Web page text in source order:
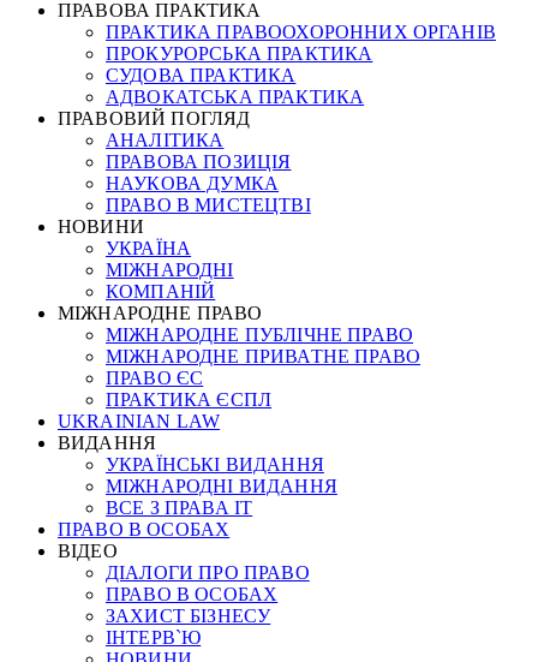
ПРАВОВА ПРАКТИКА
ПРАКТИКА ПРАВООХОРОННИХ ОРГАНІВ
ПРОКУРОРСЬКА ПРАКТИКА
СУДОВА ПРАКТИКА
АДВОКАТСЬКА ПРАКТИКА
ПРАВОВИЙ ПОГЛЯД
АНАЛІТИКА
ПРАВОВА ПОЗИЦІЯ
НАУКОВА ДУМКА
ПРАВО В МИСТЕЦТВІ
НОВИНИ
УКРАЇНА
МІЖНАРОДНІ
КОМПАНІЙ
МІЖНАРОДНЕ ПРАВО
МІЖНАРОДНЕ ПУБЛІЧНЕ ПРАВО
МІЖНАРОДНЕ ПРИВАТНЕ ПРАВО
ПРАВО ЄС
ПРАКТИКА ЄСПЛ
UKRAINIAN LAW
ВИДАННЯ
УКРАЇНСЬКІ ВИДАННЯ
МІЖНАРОДНІ ВИДАННЯ
ВСЕ З ПРАВА ІТ
ПРАВО В ОСОБАХ
ВІДЕО
ДІАЛОГИ ПРО ПРАВО
ПРАВО В ОСОБАХ
ЗАХИСТ БІЗНЕСУ
ІНТЕРВ`Ю